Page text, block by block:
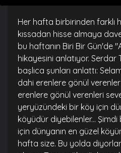
Her hafta birbirinden farklı
kıssadan hisse almaya
bu haftanın Biri Bir Gün'de
hikayesini anlatıyor.
başlıca şunları anlattı:
dahi erenlere gönül
erenlere gönül verenleri
yeryüzündeki bir köy için
köyüdür diyebilenler...
için dünyanın en güzel
hafta size. Bu yolda